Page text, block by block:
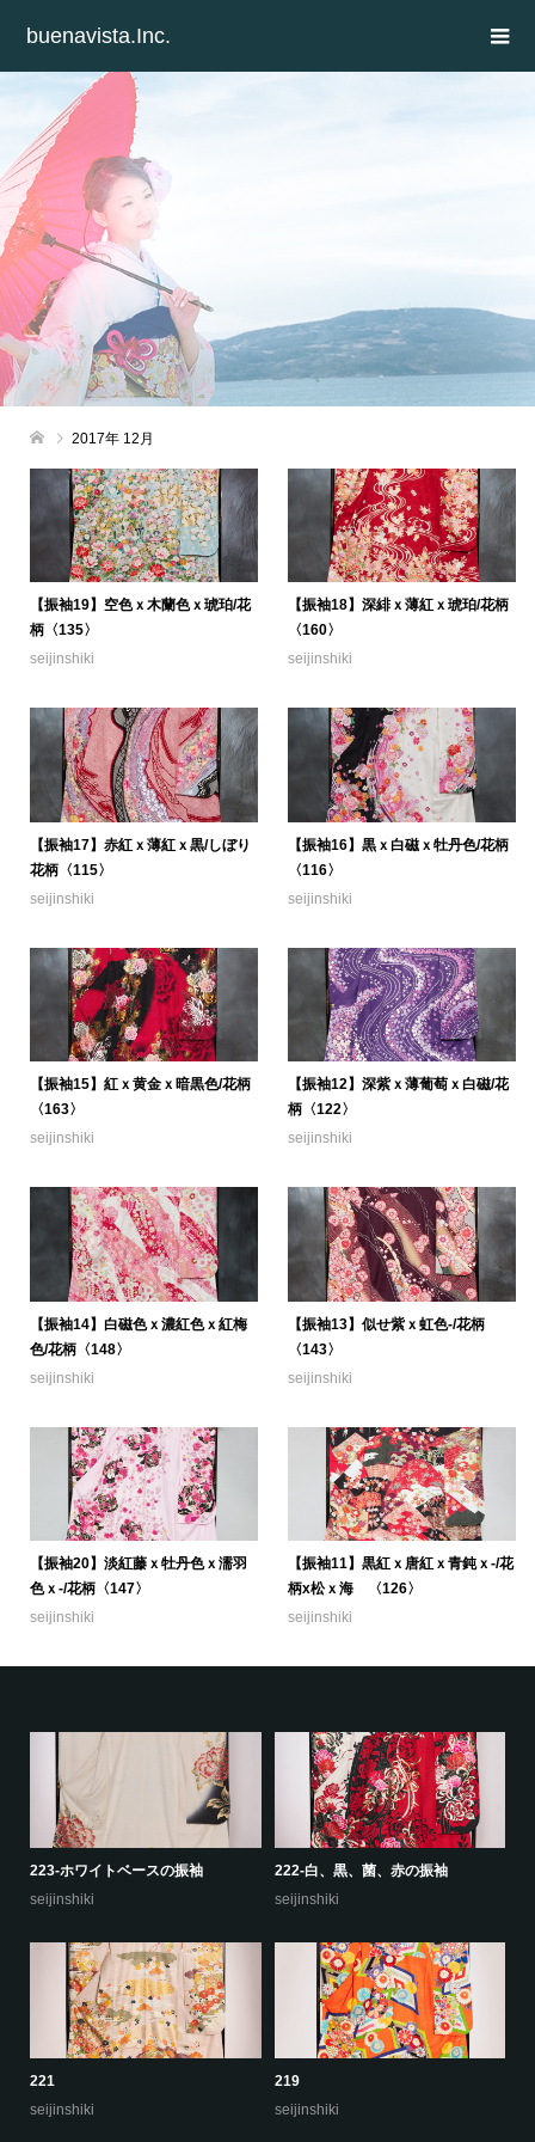
buenavista.Inc.
2017年 12月
【振袖19】空色ｘ木蘭色ｘ琥珀/花
柄〈135〉
seijinshiki
【振袖18】深緋ｘ薄紅ｘ琥珀/花柄
〈160〉
seijinshiki
【振袖17】赤紅ｘ薄紅ｘ黒/しぼり
花柄〈115〉
seijinshiki
【振袖16】黒ｘ白磁ｘ牡丹色/花柄
〈116〉
seijinshiki
【振袖15】紅ｘ黄金ｘ暗黒色/花柄
〈163〉
seijinshiki
【振袖12】深紫ｘ薄葡萄ｘ白磁/花
柄〈122〉
seijinshiki
【振袖14】白磁色ｘ濃紅色ｘ紅梅
色/花柄〈148〉
seijinshiki
【振袖13】似せ紫ｘ虹色-/花柄
〈143〉
seijinshiki
【振袖20】淡紅藤ｘ牡丹色ｘ濡羽
色ｘ-/花柄〈147〉
seijinshiki
【振袖11】黒紅ｘ唐紅ｘ青鈍ｘ-/花
柄x松ｘ海 〈126〉
seijinshiki
223-ホワイトベースの振袖
seijinshiki
222-白、黒、菌、赤の振袖
seijinshiki
221
seijinshiki
219
seijinshiki